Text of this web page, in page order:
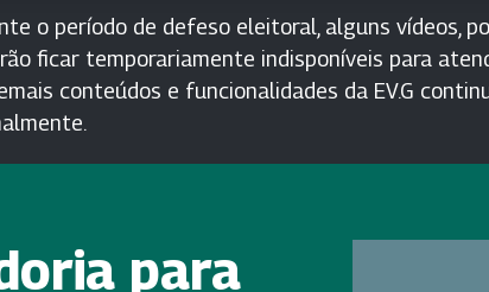
o período de defeso eleitoral, alguns vídeos,
ficar temporariamente indisponíveis para
conteúdos e funcionalidades da EV.G
para